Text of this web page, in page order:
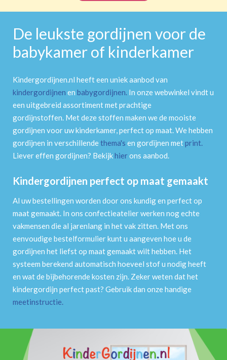
De leukste gordijnen voor de
babykamer of kinderkamer
Kindergordijnen.nl heeft een uniek aanbod van
kindergordijnen en babygordijnen. In onze webwinkel vindt u
een uitgebreid assortiment met prachtige
gordijnstoffen. Met deze stoffen maken we de mooiste
gordijnen voor uw kinderkamer, perfect op maat. We hebben
gordijnen in verschillendethema's en gordijnen metprint.
Liever effen gordijnen? Bekijkhierons aanbod.
Kindergordijnen perfect op maat gemaakt
Al uw bestellingen worden door ons kundig en perfect op
maat gemaakt. In ons confectieatelier werken nog echte
vakmensen die al jarenlang in het vak zitten. Met ons
eenvoudige bestelformulier kunt u aangeven hoe u de
gordijnen het liefst op maat gemaakt wilt hebben. Het
systeem berekend automatisch hoeveel stof u nodig heeft
en wat de bijbehorende kosten zijn. Zeker weten dat het
kindergordijn perfect past? Gebruik dan onze handige
meetinstructie.